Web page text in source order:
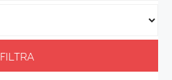
FILTRA